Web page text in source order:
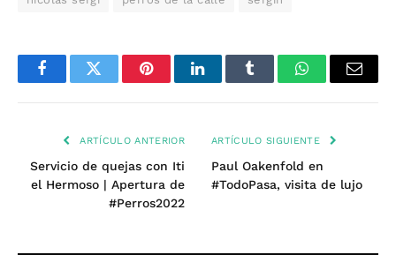
FacebookTwitter PinterestLinkedInTumblr WhatsAppEmail
ARTÍCULO ANTERIOR
Servicio de quejas con Iti
el Hermoso | Apertura de
#Perros2022
ARTÍCULO SIGUIENTE
Paul Oakenfold en
#TodoPasa, visita de lujo